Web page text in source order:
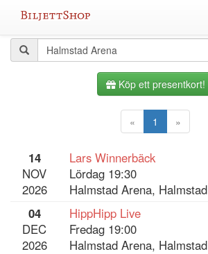
Alla
evenemangKöp ett presentkort!
« 1 »
14
NOV
2026
Lars Winnerbäck
Lördag 19:30
Halmstad Arena, Halmstad
04
DEC
2026
HippHipp Live
Fredag 19:00
Halmstad Arena, Halmstad